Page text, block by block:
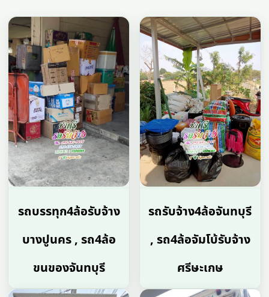
รถบรรทุก4ล้อรับจ้าง
บางปูนคร , รถ4ล้อ
ขนของจันทบุรี
รถรับจ้าง4ล้อจันทบุรี
, รถ4ล้อจัมโบ้รับจ้าง
ศรีษะเกษ